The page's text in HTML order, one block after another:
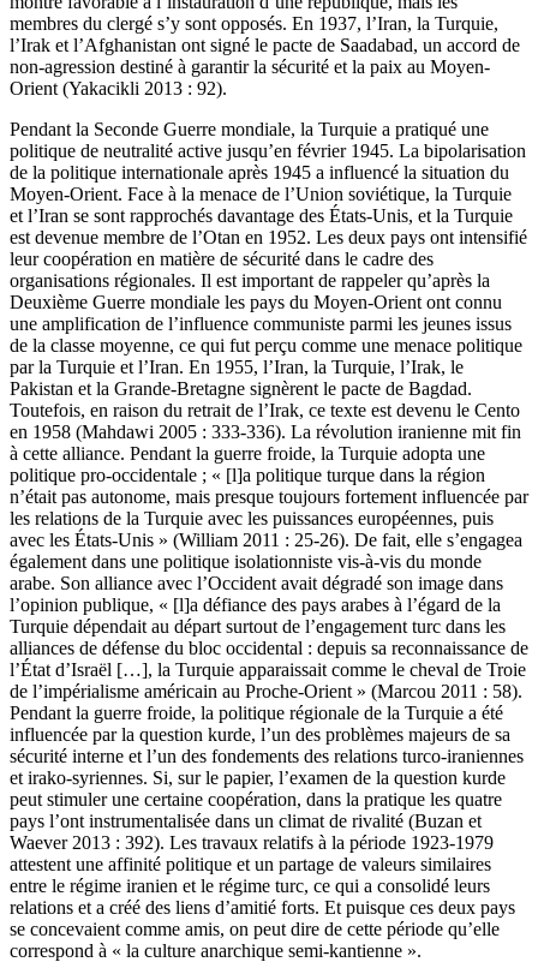
membres du clergé s’y sont opposés. En 1937, l’Iran, la Turquie,
l’Irak et l’Afghanistan ont signé le pacte de Saadabad, un accord de
non-agression destiné à garantir la sécurité et la paix au Moyen-
Orient (Yakacikli 2013 : 92).
Pendant la Seconde Guerre mondiale, la Turquie a pratiqué une
politique de neutralité active jusqu’en février 1945. La bipolarisation
de la politique internationale après 1945 a influencé la situation du
Moyen-Orient. Face à la menace de l’Union soviétique, la Turquie
et l’Iran se sont rapprochés davantage des États-Unis, et la Turquie
est devenue membre de l’Otan en 1952. Les deux pays ont intensifié
leur coopération en matière de sécurité dans le cadre des
organisations régionales. Il est important de rappeler qu’après la
Deuxième Guerre mondiale les pays du Moyen-Orient ont connu
une amplification de l’influence communiste parmi les jeunes issus
de la classe moyenne, ce qui fut perçu comme une menace politique
par la Turquie et l’Iran. En 1955, l’Iran, la Turquie, l’Irak, le
Pakistan et la Grande-Bretagne signèrent le pacte de Bagdad.
Toutefois, en raison du retrait de l’Irak, ce texte est devenu le Cento
en 1958 (Mahdawi 2005 : 333-336). La révolution iranienne mit fin
à cette alliance. Pendant la guerre froide, la Turquie adopta une
politique pro-occidentale ; « [l]a politique turque dans la région
n’était pas autonome, mais presque toujours fortement influencée par
les relations de la Turquie avec les puissances européennes, puis
avec les États-Unis » (William 2011 : 25-26). De fait, elle s’engagea
également dans une politique isolationniste vis-à-vis du monde
arabe. Son alliance avec l’Occident avait dégradé son image dans
l’opinion publique, « [l]a défiance des pays arabes à l’égard de la
Turquie dépendait au départ surtout de l’engagement turc dans les
alliances de défense du bloc occidental : depuis sa reconnaissance de
l’État d’Israël […], la Turquie apparaissait comme le cheval de Troie
de l’impérialisme américain au Proche-Orient » (Marcou 2011 : 58).
Pendant la guerre froide, la politique régionale de la Turquie a été
influencée par la question kurde, l’un des problèmes majeurs de sa
sécurité interne et l’un des fondements des relations turco-iraniennes
et irako-syriennes. Si, sur le papier, l’examen de la question kurde
peut stimuler une certaine coopération, dans la pratique les quatre
pays l’ont instrumentalisée dans un climat de rivalité (Buzan et
Waever 2013 : 392). Les travaux relatifs à la période 1923-1979
attestent une affinité politique et un partage de valeurs similaires
entre le régime iranien et le régime turc, ce qui a consolidé leurs
relations et a créé des liens d’amitié forts. Et puisque ces deux pays
se concevaient comme amis, on peut dire de cette période qu’elle
correspond à « la culture anarchique semi-kantienne ».